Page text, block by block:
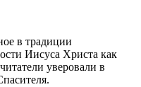
в традиции
Иисуса Христа как
уверовали в